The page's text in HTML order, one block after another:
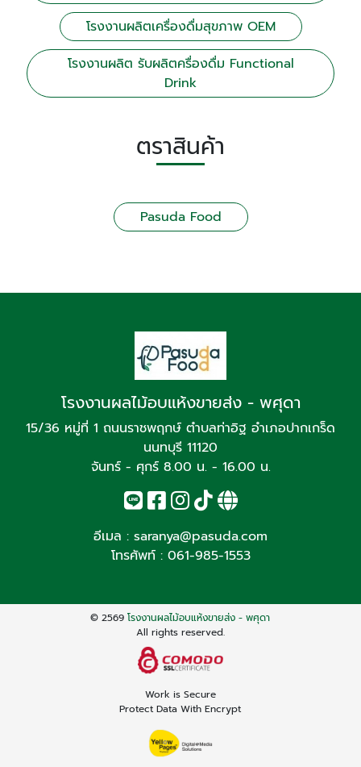
โรงงานผลิตเครื่องดื่มสุขภาพ OEM
โรงงานผลิต รับผลิตครื่องดื่ม Functional
Drink
ตราสินค้า
Pasuda Food
โรงงานผลไม้อบแห้งขายส่ง - พศุดา
15/36 หมู่ที่ 1 ถนนราชพฤกษ์ ตำบลท่าอิฐ อำเภอปากเกร็ด
นนทบุรี 11120
จันทร์ - ศุกร์ 8.00 น. - 16.00 น.
อีเมล : saranya@pasuda.com
โทรศัพท์ : 061-985-1553
© 2569โรงงานผลไม้อบแห้งขายส่ง - พศุดา
All rights reserved.
Work is Secure
Protect Data With Encrypt